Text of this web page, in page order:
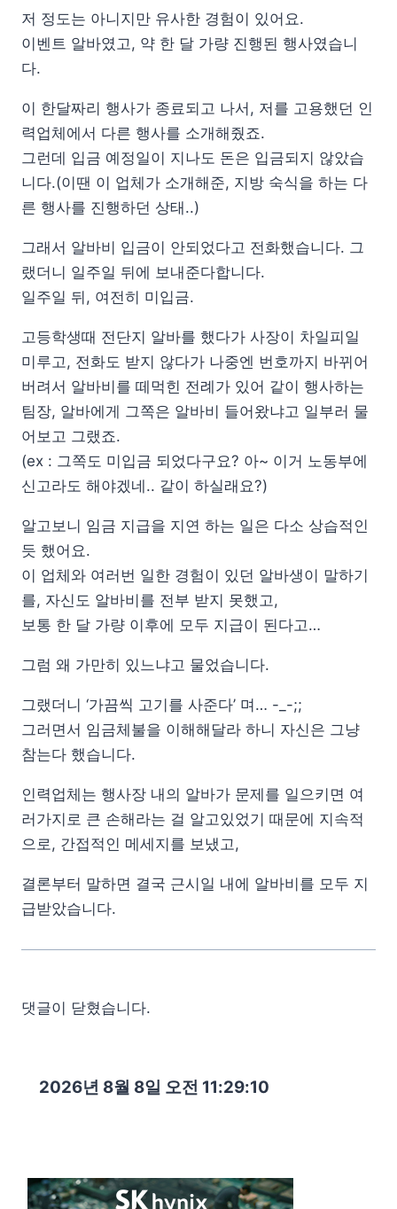
저 정도는 아니지만 유사한 경험이 있어요.
이벤트 알바였고, 약 한 달 가량 진행된 행사였습니
다.
이 한달짜리 행사가 종료되고 나서, 저를 고용했던 인
력업체에서 다른 행사를 소개해줬죠.
그런데 입금 예정일이 지나도 돈은 입금되지 않았습
니다.(이땐 이 업체가 소개해준, 지방 숙식을 하는 다
른 행사를 진행하던 상태..)
그래서 알바비 입금이 안되었다고 전화했습니다. 그
랬더니 일주일 뒤에 보내준다합니다.
일주일 뒤, 여전히 미입금.
고등학생때 전단지 알바를 했다가 사장이 차일피일
미루고, 전화도 받지 않다가 나중엔 번호까지 바뀌어
버려서 알바비를 떼먹힌 전례가 있어 같이 행사하는
팀장, 알바에게 그쪽은 알바비 들어왔냐고 일부러 물
어보고 그랬죠.
(ex : 그쪽도 미입금 되었다구요? 아~ 이거 노동부에
신고라도 해야겠네.. 같이 하실래요?)
알고보니 임금 지급을 지연 하는 일은 다소 상습적인
듯 했어요.
이 업체와 여러번 일한 경험이 있던 알바생이 말하기
를, 자신도 알바비를 전부 받지 못했고,
보통 한 달 가량 이후에 모두 지급이 된다고…
그럼 왜 가만히 있느냐고 물었습니다.
그랬더니 ‘가끔씩 고기를 사준다’ 며… -_-;;
그러면서 임금체불을 이해해달라 하니 자신은 그냥
참는다 했습니다.
인력업체는 행사장 내의 알바가 문제를 일으키면 여
러가지로 큰 손해라는 걸 알고있었기 때문에 지속적
으로, 간접적인 메세지를 보냈고,
결론부터 말하면 결국 근시일 내에 알바비를 모두 지
급받았습니다.
댓글이 닫혔습니다.
2026년 8월 8일 오전 11:29:12